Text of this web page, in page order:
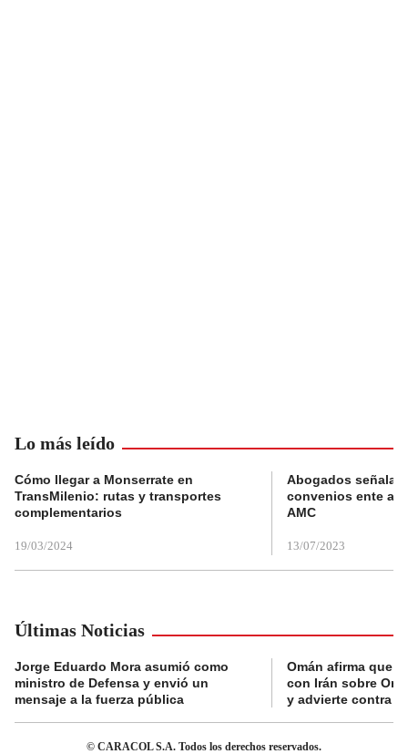
Lo más leído
Cómo llegar a Monserrate en
TransMilenio: rutas y transportes
complementarios
19/03/2024
Abogados
convenios ente
AMC
13/07/2023
Últimas Noticias
Jorge Eduardo Mora asumió como
ministro de Defensa y envió un
mensaje a la fuerza pública
Omán afirma que
con Irán sobre
y advierte contra
© CARACOL S.A. Todos los derechos reservados.